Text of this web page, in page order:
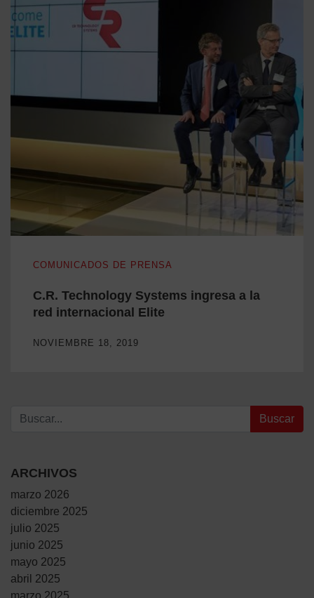
COMUNICADOS DE PRENSA
C.R. Technology Systems ingresa a la
red internacional Elite
NOVIEMBRE 18, 2019
Buscar:
ARCHIVOS
marzo 2026
diciembre 2025
julio 2025
junio 2025
mayo 2025
abril 2025